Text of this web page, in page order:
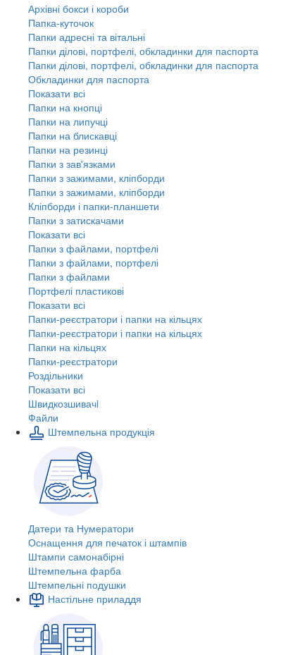
Архівні бокси і короби
Папка-куточок
Папки адресні та вітальні
Папки ділові, портфелі, обкладинки для паспорта
Папки ділові, портфелі, обкладинки для паспорта
Обкладинки для паспорта
Показати всі
Папки на кнопці
Папки на липучці
Папки на блискавці
Папки на резинці
Папки з зав'язками
Папки з зажимами, кліпборди
Папки з зажимами, кліпборди
Кліпборди і папки-планшети
Папки з затискачами
Показати всі
Папки з файлами, портфелі
Папки з файлами, портфелі
Папки з файлами
Портфелі пластикові
Показати всі
Папки-реєстратори і папки на кільцях
Папки-реєстратори і папки на кільцях
Папки на кільцях
Папки-реєстратори
Роздільники
Показати всі
Швидкозшивачi
Файли
Штемпельна продукція
Датери та Нумератори
Оснащення для печаток і штампів
Штампи самонабірні
Штемпельна фарба
Штемпельні подушки
Настільне приладдя